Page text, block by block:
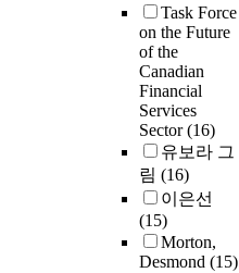
Task Force
on the Future
of the
Canadian
Financial
Services
Sector(16)
유보라 그
림 (16)
이은선
(15)
Morton,
Desmond (15)